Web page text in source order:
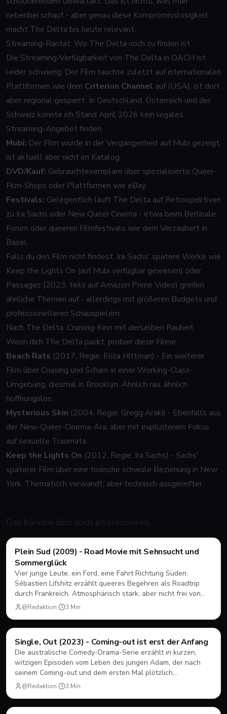
nebenbei schaut - aber genau diese Kompromisslosigkeit
macht The Delta bis heute relevant.
Streaming-Rarität: Wo The Delta noch zu finden ist
Die Streaming-Verfügbarkeit von The Delta in DACH ist
leider schwierig. Der Film tauchte zuletzt auf internationalen
Plattformen wie dem Criterion Channel auf (USA), ist dort
aber regional gesperrt. In Deutschland, Österreich und der
Schweiz konnte ich Stand April 2026 kein legales
Streaming-Angebot finden.
Mubi: Der Film wurde in der Vergangenheit auf Mubi gezeigt,
ist aktuell aber nicht im Katalog.
DVD/Kauf: Gebrauchtexemplare über spezialisierte Queer-
Film-Shops oder Plattformen wie eBay.
Festivals: Gelegentlich läuft The Delta auf Retrospektiven
zu Ira Sachs oder New Queer Cinema - etwa beim Berlinale
Forum oder queeren Filmfestivals wie dem Verzaubert in
Basel.
Falls du den Film nicht findest: Ira Sachs' spätere Werke wie
Keep the Lights On (auf Mubi verfügbar gewesen) oder
Passages (2023, teils auf Amazon Prime Video) greifen
ähnliche Themen auf - allerdings mit größeren Budgets und
professionelleren Schauspielern.
Nach The Delta: Cruising-Kino mit derselben Rauheit
Wenn dich The Delta packt, probier diese Filme:
Beach Rats (2017, Regie: Eliza Hittman) - Ein weiterer
Film über Cruising und Scham in einer Working-Class-
Umgebung, diesmal in Brooklyn. Ähnlich rau, ähnlich
hoffnungslos.
Mysterious Skin (2004, Regie: Gregg Araki) - Ebenfalls aus
der New-Queer-Cinema-Ära, aber mit expliziterem Fokus
auf sexuelle Traumata.
Keep the Lights On (2012, Regie: Ira Sachs) - Sachs'
späterer Film über eine toxische schwule Beziehung in New
York. Thematisch verwandt, aber technisch ausgereifter.
Filme & Serien
Plein Sud (2009) - Road Movie mit Sehnsucht und
Sommerglück
Vier junge Leute, ein Ford, eine Fahrt Richtung Süden:
Sébastien Lifshitz erzählt queeres Begehren als Roadtrip
durch Frankreich. Atmosphärisch stark, aber nicht frei von
Längen.
@Redaktion· 3 Min
Filme & Serien
Single, Out (2023) - Coming-out ist erst der Anfang
Die australische Comedy-Drama-Serie erzählt in kurzen,
witzigen Episoden vom Leben des jungen Adam, der nach
seinem Coming-out und dem ersten Mal plötzlich
herausfinden muss, wie Dating, Freundschaft und Familie
unter neuen Vorzeichen funktionieren.
@Redaktion· 3 Min